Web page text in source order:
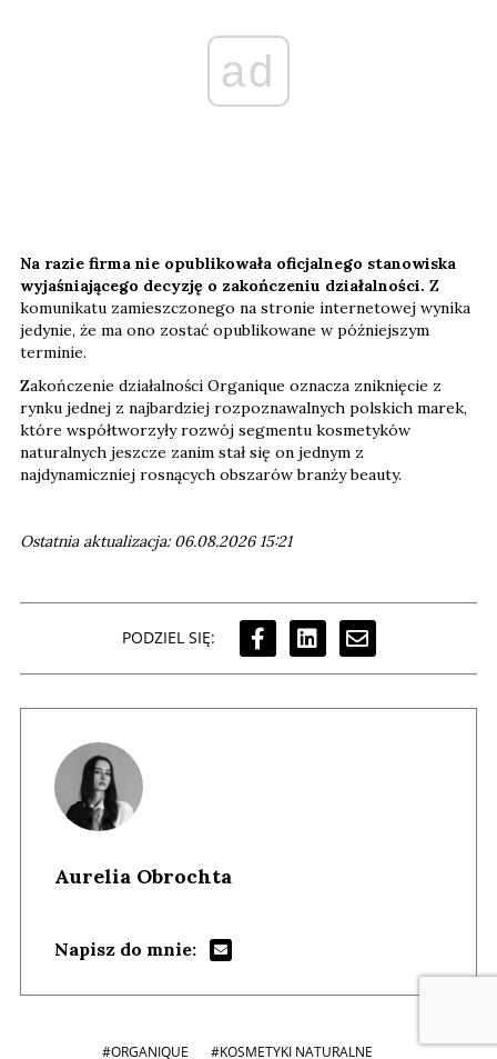
ad
Na razie firma nie opublikowała oficjalnego stanowiska
wyjaśniającego decyzję o zakończeniu działalności. Z
komunikatu zamieszczonego na stronie internetowej wynika
jedynie, że ma ono zostać opublikowane w późniejszym
terminie.
Zakończenie działalności Organique oznacza zniknięcie z
rynku jednej z najbardziej rozpoznawalnych polskich marek,
które współtworzyły rozwój segmentu kosmetyków
naturalnych jeszcze zanim stał się on jednym z
najdynamiczniej rosnących obszarów branży beauty.
Ostatnia aktualizacja: 06.08.2026 15:21
PODZIEL SIĘ:
Aurelia Obrochta
Napisz do mnie:
#ORGANIQUE #KOSMETYKI NATURALNE